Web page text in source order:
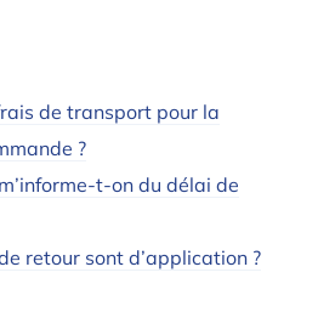
de transport pour la
?
t-on du délai de
retour sont d’application ?